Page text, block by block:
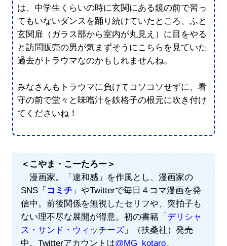
は、中学生くらいの時に玄関にある鏡の前で習っ
てもいないダンスを踊り続けていたところ、ふと
玄関扉（ガラス部から室内が丸見え）に目をやる
と訪問販売の男が気まずそうにこちらを見ていた
過去がトラウマなのかもしれませんね。
みなさんもトラウマに負けてコソコソせずに、看
守の前で堂々と味噌汁を鉄格子の根元に吹き付け
てくださいね！
＜こやま・こーたろー＞
漫画家。「違和感」を作風とし、漫画家の
SNS「 コミチ」やTwitterで毎日４コマ漫画を発
信中。前後関係を無視したセリフや、突拍子も
ない理不尽な展開が得意。初の書籍「 デリシャ
ス・サンド・ウィッチーズ」（扶桑社）発売
中。Twitterアカウントは@MG_kotaro。